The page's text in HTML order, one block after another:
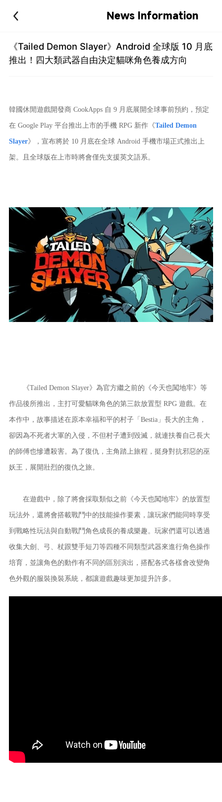
News Information
《Tailed Demon Slayer》Android 全球版 10 月底
推出！四大類武器自由決定貓咪角色養成方向
韓國休閒遊戲開發商 CookApps 自 9 月底展開全球事前預約，預定
在Google Play 平台推出上市的手機 RPG 新作《Tailed Demon
Slayer》，宣布將於 10 月底在全球 Android 手機市場正式推出上
架。且全球版在上市時將會僅先支援英文語系。
《Tailed Demon Slayer》為官方繼之前的《今天也闖地牢》等
作品後所推出，主打可愛貓咪角色的第三款放置型 RPG 遊戲。在
本作中，故事描述在原本幸福和平的村子「Bestia」長大的主角，
卻因為不死者大軍的入侵，不但村子遭到毀滅，就連扶養自己長大
的師傅也慘遭殺害。為了復仇，主角踏上旅程，挺身對抗邪惡的巫
妖王，展開壯烈的復仇之旅。
在遊戲中，除了將會採取類似之前《今天也闖地牢》的放置型
玩法外，還將會搭載戰鬥中的技能操作要素，讓玩家們能同時享受
到戰略性玩法與自動戰鬥角色成長的養成樂趣。玩家們還可以透過
收集大劍、弓、杖跟雙手短刀等四種不同類型武器來進行角色操作
培育，並讓角色的動作有不同的區別演出，搭配各式各樣會改變角
色外觀的服裝換裝系統，都讓遊戲趣味更加提升許多。